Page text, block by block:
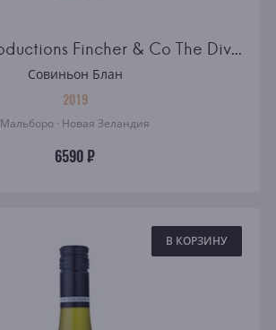
Vineyard Productions Fincher & Co The Dividing Line Sauvignon Blanc Marlborough
Совиньон Блан
2019
Мальборо · Новая Зеландия
6590 ₽
В КОРЗИНУ